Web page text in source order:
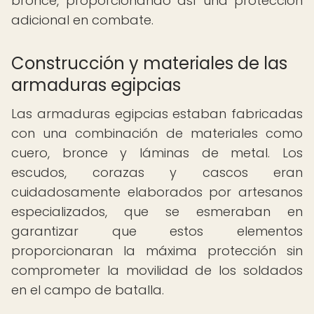
adicional en combate.
Construcción y materiales de las
armaduras egipcias
Las armaduras egipcias estaban fabricadas
con una combinación de materiales como
cuero, bronce y láminas de metal. Los
escudos, corazas y cascos eran
cuidadosamente elaborados por artesanos
especializados, que se esmeraban en
garantizar que estos elementos
proporcionaran la máxima protección sin
comprometer la movilidad de los soldados
en el campo de batalla.